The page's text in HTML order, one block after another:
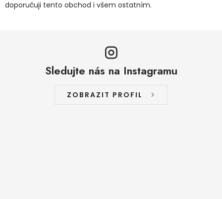
doporučuji tento obchod i všem ostatním.
Sledujte nás na Instagramu
ZOBRAZIT PROFIL